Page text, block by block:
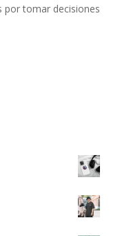
por tomar decisiones